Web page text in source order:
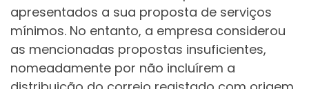
apresentados a sua proposta de serviços
mínimos. No entanto, a empresa considerou
as mencionadas propostas insuficientes,
nomeadamente por não incluírem a